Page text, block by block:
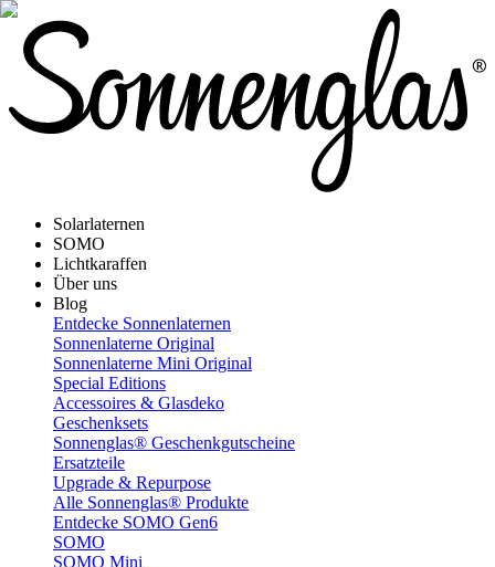
Solarlaternen
SOMO
Lichtkaraffen
Über uns
Blog
Entdecke Sonnenlaternen
Sonnenlaterne Original
Sonnenlaterne Mini Original
Special Editions
Accessoires & Glasdeko
Geschenksets
Sonnenglas® Geschenkgutscheine
Ersatzteile
Upgrade & Repurpose
Alle Sonnenglas® Produkte
Entdecke SOMO Gen6
SOMO
SOMO Mini